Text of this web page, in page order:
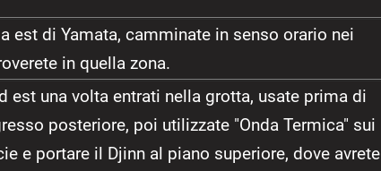
est di Yamata, camminate in senso orario nei
in quella zona.
est una volta entrati nella grotta, usate prima di
posteriore, poi utilizzate "Onda Termica" sui
e portare il Djinn al piano superiore, dove avrete